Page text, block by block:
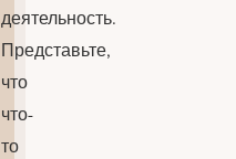
деятельность.
Представьте,
что
что-
то